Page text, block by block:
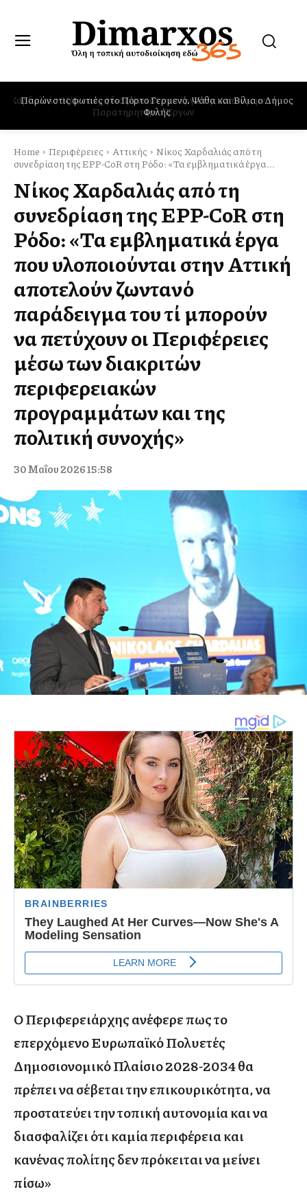
Παρών στις φωτιές στο Πόρτο Γερμενό, Ψάθα και Βίλια ο Δήμος
Φυλής
Home Περιφέρειες Αττικής
Νίκος Χαρδαλιάς από τη
συνεδρίαση της EPP-CoR στη Ρόδο: «Τα εμβληματικά έργα...
Νίκος Χαρδαλιάς από τη
συνεδρίαση της EPP-CoR στη
Ρόδο: «Τα εμβληματικά έργα
που υλοποιούνται στην Αττική
αποτελούν ζωντανό
παράδειγμα του τί μπορούν
να πετύχουν οι Περιφέρειες
μέσω των διακριτών
περιφερειακών
προγραμμάτων και της
πολιτική συνοχής»
30 Μαΐου 2026 15:58
Ο Περιφερειάρχης ανέφερε πως το
επερχόμενο Ευρωπαϊκό Πολυετές
Δημοσιονομικό Πλαίσιο 2028-2034 θα
πρέπει να σέβεται την επικουρικότητα, να
προστατεύει την τοπική αυτονομία και να
διασφαλίζει ότι καμία περιφέρεια και
κανένας πολίτης δεν πρόκειται να μείνει
πίσω»